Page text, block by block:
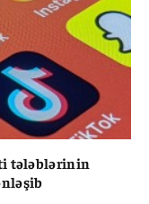
tələblərinin